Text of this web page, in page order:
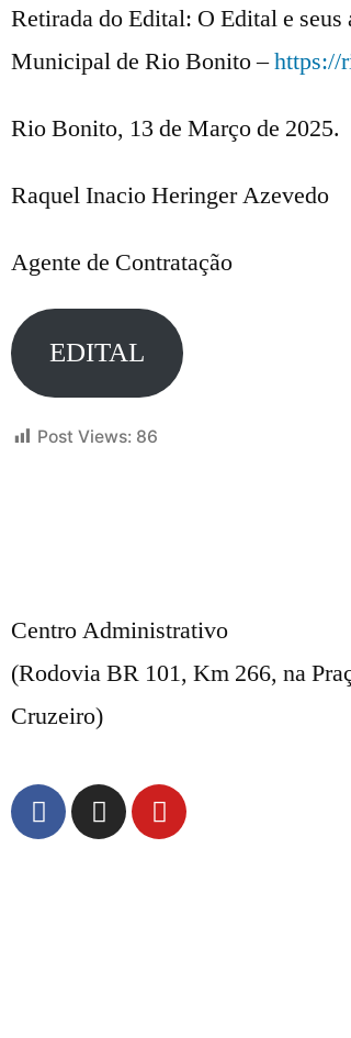
Retirada do Edital: O Edital e
Municipal de Rio Bonito –https://
Rio Bonito, 13 de Março de 2025.
Raquel Inacio Heringer Azevedo
Agente de Contratação
EDITAL
Post Views: 86
Centro Administrativo
(Rodovia BR 101, Km 266, na
Cruzeiro)